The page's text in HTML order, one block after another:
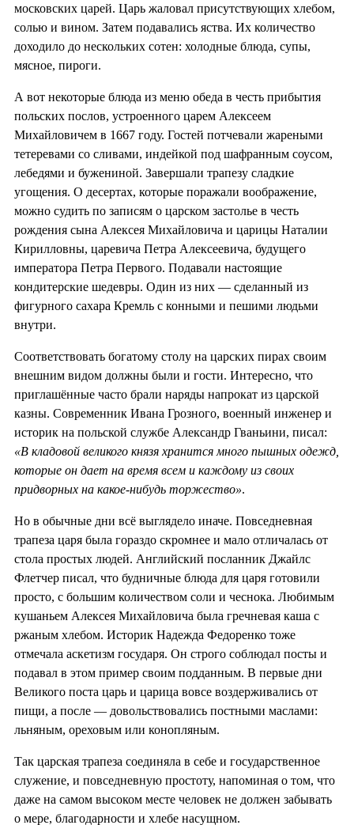
московских царей. Царь жаловал присутствующих хлебом,
солью и вином. Затем подавались яства. Их количество
доходило до нескольких сотен: холодные блюда, супы,
мясное, пироги.
А вот некоторые блюда из меню обеда в честь прибытия
польских послов, устроенного царем Алексеем
Михайловичем в 1667 году. Гостей потчевали жареными
тетеревами со сливами, индейкой под шафранным соусом,
лебедями и бужениной. Завершали трапезу сладкие
угощения. О десертах, которые поражали воображение,
можно судить по записям о царском застолье в честь
рождения сына Алексея Михайловича и царицы Наталии
Кирилловны, царевича Петра Алексеевича, будущего
императора Петра Первого. Подавали настоящие
кондитерские шедевры. Один из них — сделанный из
фигурного сахара Кремль с конными и пешими людьми
внутри.
Соответствовать богатому столу на царских пирах своим
внешним видом должны были и гости. Интересно, что
приглашённые часто брали наряды напрокат из царской
казны. Современник Ивана Грозного, военный инженер и
историк на польской службе Александр Гваньини, писал:
«В кладовой великого князя хранится много пышных одежд,
которые он дает на время всем и каждому из своих
придворных на какое-нибудь торжество».
Но в обычные дни всё выглядело иначе. Повседневная
трапеза царя была гораздо скромнее и мало отличалась от
стола простых людей. Английский посланник Джайлс
Флетчер писал, что будничные блюда для царя готовили
просто, с большим количеством соли и чеснока. Любимым
кушаньем Алексея Михайловича была гречневая каша с
ржаным хлебом. Историк Надежда Федоренко тоже
отмечала аскетизм государя. Он строго соблюдал посты и
подавал в этом пример своим подданным. В первые дни
Великого поста царь и царица вовсе воздерживались от
пищи, а после — довольствовались постными маслами:
льняным, ореховым или конопляным.
Так царская трапеза соединяла в себе и государственное
служение, и повседневную простоту, напоминая о том, что
даже на самом высоком месте человек не должен забывать
о мере, благодарности и хлебе насущном.